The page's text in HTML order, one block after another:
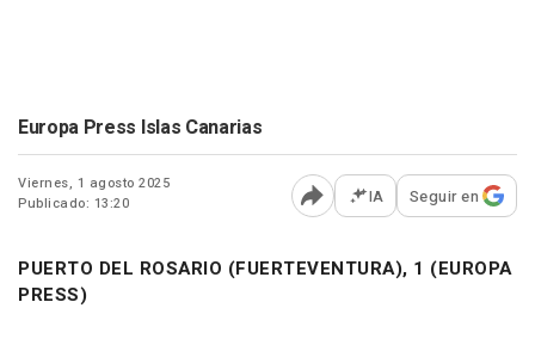
Europa Press Islas Canarias
Viernes, 1 agosto 2025
Publicado: 13:20
Abrir opciones para
IA Seguir en
PUERTO DEL ROSARIO (FUERTEVENTURA), 1 (EUROPA
PRESS)